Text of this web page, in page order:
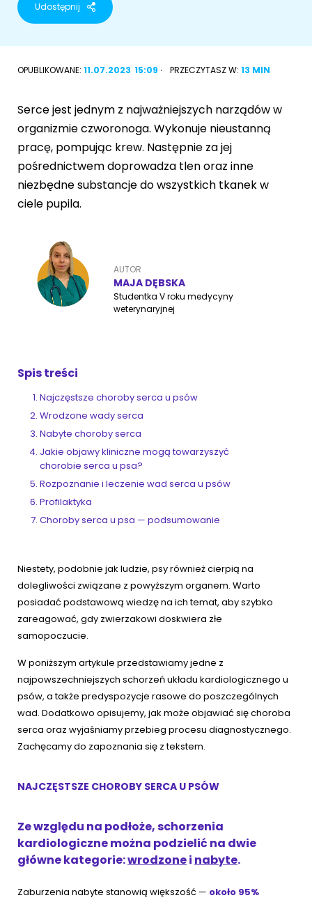
RASY PSÓW
Sznaucer miniaturowy
Golden retriever
Buldog francuski
Owczarek niemiecki
Wyszukiwarka ras psów
Przyjazne miejsca
Kot perski
Kot rosyjski niebieski
Udostępnij
OPUBLIKOWANE: 11.07.2023 15:09 PRZECZYTASZ W: 13 MIN
Serce jest jednym z najważniejszych narządów w
organizmie czworonoga. Wykonuje nieustanną
pracę, pompując krew. Następnie za jej
pośrednictwem doprowadza tlen oraz inne
niezbędne substancje do wszystkich tkanek w
ciele pupila.
AUTOR
MAJA DĘBSKA
Studentka V roku medycyny
weterynaryjnej
Spis treści
Najczęstsze choroby serca u psów
Wrodzone wady serca
Nabyte choroby serca
Jakie objawy kliniczne mogą towarzyszyć
chorobie serca u psa?
Rozpoznanie i leczenie wad serca u psów
Profilaktyka
Choroby serca u psa — podsumowanie
Niestety, podobnie jak ludzie, psy również cierpią na
dolegliwości związane z powyższym organem. Warto
posiadać podstawową wiedzę na ich temat, aby szybko
zareagować, gdy zwierzakowi doskwiera złe
samopoczucie.
W poniższym artykule przedstawiamy jedne z
najpowszechniejszych schorzeń układu kardiologicznego u
psów, a także predyspozycje rasowe do poszczególnych
wad. Dodatkowo opisujemy, jak może objawiać się choroba
serca oraz wyjaśniamy przebieg procesu diagnostycznego.
Zachęcamy do zapoznania się z tekstem.
NAJCZĘSTSZE CHOROBY SERCA U PSÓW
Ze względu na podłoże, schorzenia
kardiologiczne można podzielić na dwie
główne kategorie:wrodzonei nabyte.
Zaburzenia nabyte stanowią większość — około 95%